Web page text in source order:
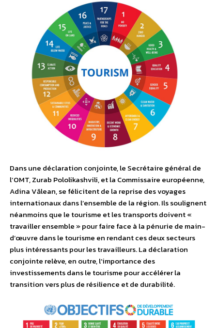
Dans une déclaration conjointe, le Secrétaire général de
l’OMT, Zurab Pololikashvili, et la Commissaire européenne,
Adina Vălean, se félicitent de la reprise des voyages
internationaux dans l’ensemble de la région. Ils soulignent
néanmoins que le tourisme et les transports doivent «
travailler ensemble » pour faire face à la pénurie de main-
d’œuvre dans le tourisme en rendant ces deux secteurs
plus intéressants pour les travailleurs. La déclaration
conjointe relève, en outre, l’importance des
investissements dans le tourisme pour accélérer la
transition vers plus de résilience et de durabilité.